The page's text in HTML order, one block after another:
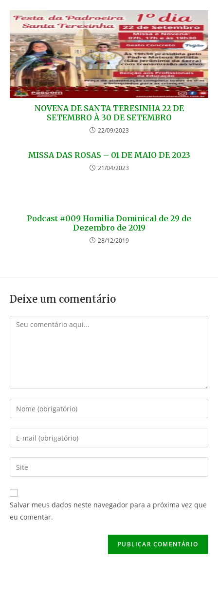
NOVENA DE SANTA TERESINHA 22 DE
SETEMBRO À 30 DE SETEMBRO
22/09/2023
MISSA DAS ROSAS – 01 DE MAIO DE 2023
21/04/2023
Podcast #009 Homilia Dominical de 29 de
Dezembro de 2019
28/12/2019
Deixe um comentário
Comentário
Digite
seu
nome
ou
de
usuário
para
comentar
Digite
seu
endereço
de
mail
para
comentar
Digite
o
URL
do
Salvar meus dados neste navegador para a próxima vez que
eu comentar.